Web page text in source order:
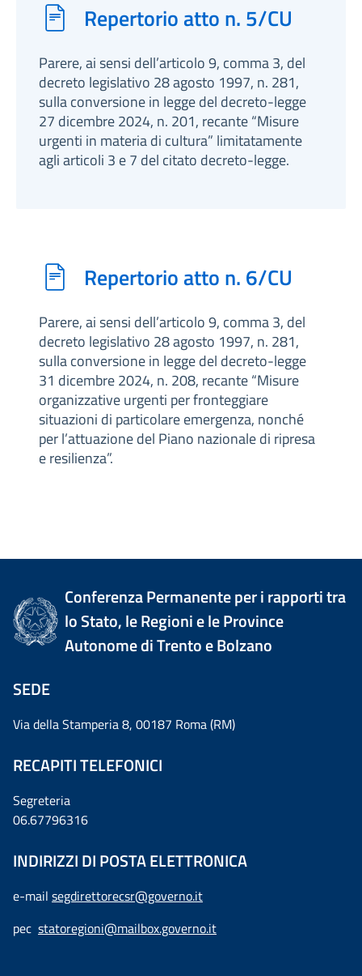
Repertorio atto n. 5/CU
Parere, ai sensi dell’articolo 9, comma 3, del
decreto legislativo 28 agosto 1997, n. 281,
sulla conversione in legge del decreto-legge
27 dicembre 2024, n. 201, recante “Misure
urgenti in materia di cultura” limitatamente
agli articoli 3 e 7 del citato decreto-legge.
Repertorio atto n. 6/CU
Parere, ai sensi dell’articolo 9, comma 3, del
decreto legislativo 28 agosto 1997, n. 281,
sulla conversione in legge del decreto-legge
31 dicembre 2024, n. 208, recante “Misure
organizzative urgenti per fronteggiare
situazioni di particolare emergenza, nonché
per l’attuazione del Piano nazionale di ripresa
e resilienza”.
Conferenza Permanente per i rapporti tra
lo Stato, le Regioni e le Province
Autonome di Trento e Bolzano
SEDE
Via della Stamperia 8, 00187 Roma (RM)
RECAPITI TELEFONICI
Segreteria
06.67796316
INDIRIZZI DI POSTA ELETTRONICA
e-mail segdirettorecsr@governo.it
pec statoregioni@mailbox.governo.it